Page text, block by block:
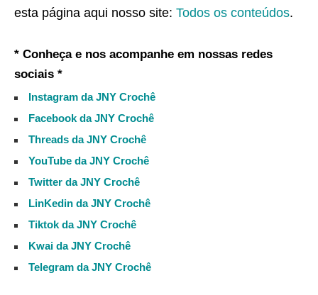
esta página aqui nosso site: Todos os conteúdos.
* Conheça e nos acompanhe em nossas redes
sociais *
Instagram da JNY Crochê
Facebook da JNY Crochê
Threads da JNY Crochê
YouTube da JNY Crochê
Twitter da JNY Crochê
LinKedin da JNY Crochê
Tiktok da JNY Crochê
Kwai da JNY Crochê
Telegram da JNY Crochê